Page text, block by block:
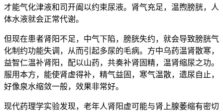
才能气化津液和司开阖以约束尿液。肾气充足，温煦膀胱，人
体水液就会正常代谢。
但现在患者肾阳不足，中气下陷，膀胱失约，就会导致膀胱气
化制约功能失调，从而引起多尿的毛病。方中乌药温肾散寒，
益智仁温补肾阳，配以山药，共奏补肾固精，温肾缩尿之功。
服用本方，能使肾虚得补，精气益固，寒气温散，遗尿自止，
好像泉水缩敛一般，效果非常好。
现代药理学实验发现，老年人肾阳虚可能与肾上腺萎缩有密切